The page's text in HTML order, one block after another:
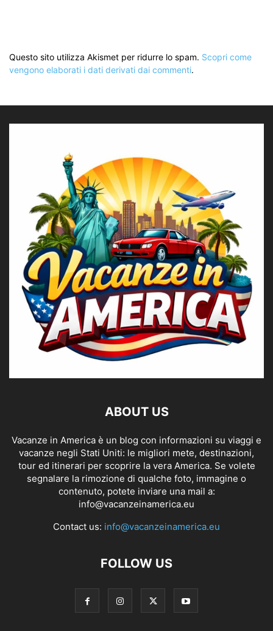
Questo sito utilizza Akismet per ridurre lo spam. Scopri come
vengono elaborati i dati derivati dai commenti.
ABOUT US
Vacanze in America è un blog con informazioni su viaggi e
vacanze negli Stati Uniti: le migliori mete, destinazioni,
tour ed itinerari per scoprire la vera America. Se volete
segnalare la rimozione di qualche foto, immagine o
contenuto, potete inviare una mail a:
info@vacanzeinamerica.eu
Contact us: info@vacanzeinamerica.eu
FOLLOW US